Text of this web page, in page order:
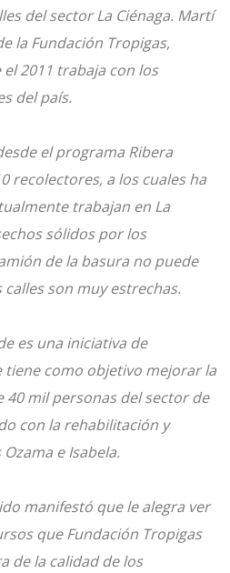
del sector La Ciénaga. Martí
la Fundación Tropigas,
2011 trabaja con los
del país.
el programa Ribera
recolectores, a los cuales ha
trabajan en La
sólidos por los
de la basura no puede
son muy estrechas.
es una iniciativa de
tiene como objetivo mejorar la
40 mil personas del sector de
con la rehabilitación y
e Isabela.
manifestó que le alegra ver
que Fundación Tropigas
de la calidad de los